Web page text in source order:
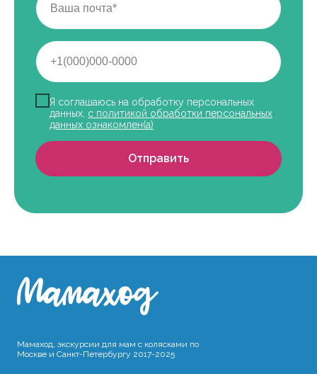
Я соглашаюсь на обработку персональных
данных, с политикой обработки персональных
данных ознакомлен(а)
Отправить
Мамаход, экскурсии для мам с колясками по
Москве и Санкт-Петербургу 2017-2025